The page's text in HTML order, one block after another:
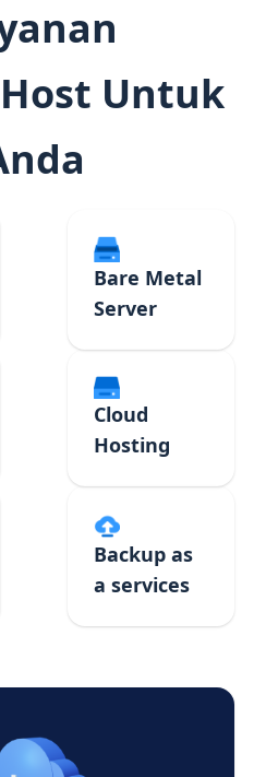
Untuk
Bare Metal
Server
Cloud
Hosting
Backup as
a services